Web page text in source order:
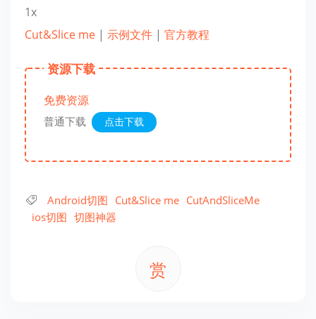
1x
Cut&Slice me | 示例文件 | 官方教程
资源下载
免费资源
普通下载 点击下载
Android切图 Cut&Slice me CutAndSliceMe
ios切图 切图神器
赏